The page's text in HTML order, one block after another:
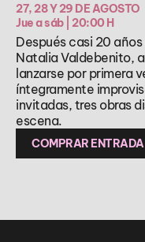
27, 28 Y 29 DE AGOSTO
Jue a sáb | 20:00 H
Después casi 20
Natalia Valdebenito,
lanzarse por primera
íntegramente
invitadas, tres obras
escena.
COMPRAR ENTRADA